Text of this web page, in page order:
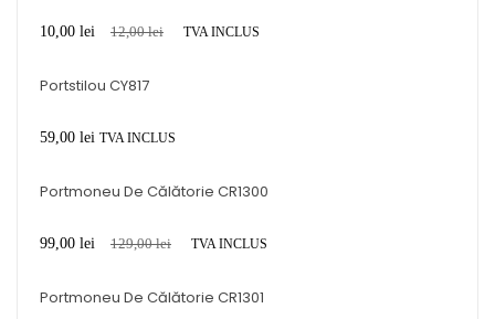
12,00lei
10,00 lei TVA INCLUS
Portstilou CY817
59,00 lei TVA INCLUS
Portmoneu De Călătorie CR1300
129,00lei
99,00 lei TVA INCLUS
Portmoneu De Călătorie CR1301